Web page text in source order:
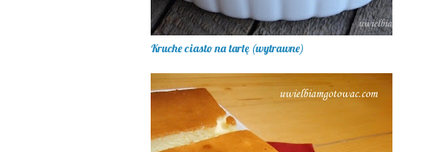
Kruche ciasto na tartę (wytrawne)